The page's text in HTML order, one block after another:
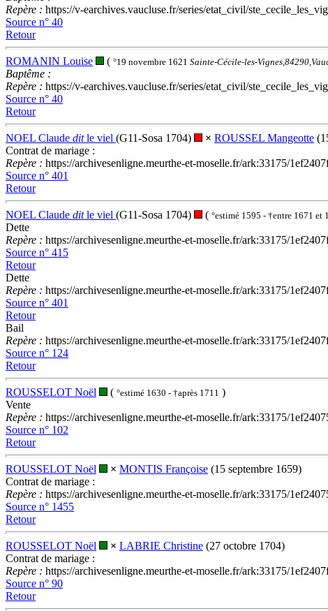
Repère : https://v-earchives.vaucluse.fr/series/etat_civil/
Source n° 40
Retour
ROMANIN Louise ( °19 novembre 1621 Sainte-Cécile-les-
Baptême :
Repère : https://v-earchives.vaucluse.fr/series/etat_civil/
Source n° 40
Retour
NOEL Claude ditle viel (G11-Sosa 1704) × ROUSSEL Mangeotte
Contrat de mariage :
Repère : https://archivesenligne.meurthe-et-moselle.fr/ark:33175/
Source n° 401
Retour
NOEL Claude ditle viel (G11-Sosa 1704) ( °estimé 1595 - †entre 1671 et
Dette
Repère : https://archivesenligne.meurthe-et-moselle.fr/ark:33175/
Source n° 415
Retour
Dette
Repère : https://archivesenligne.meurthe-et-moselle.fr/ark:33175/
Source n° 401
Retour
Bail
Repère : https://archivesenligne.meurthe-et-moselle.fr/ark:33175/
Source n° 124
Retour
ROUSSELOT Noël ( °estimé 1630 - †après 1711 )
Vente
Repère : https://archivesenligne.meurthe-et-moselle.fr/ark:33175/
Source n° 102
Retour
ROUSSELOT Noël × MONTIS Françoise (15 septembre 1659)
Contrat de mariage :
Repère : https://archivesenligne.meurthe-et-moselle.fr/ark:33175/
Source n° 1455
Retour
ROUSSELOT Noël × LABRIE Christine (27 octobre 1704)
Contrat de mariage :
Repère : https://archivesenligne.meurthe-et-moselle.fr/ark:33175/
Source n° 90
Retour